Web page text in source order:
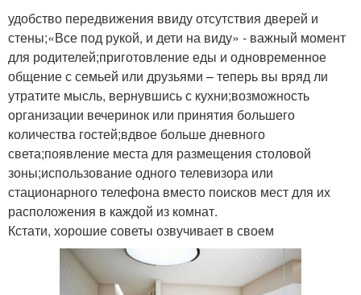
удобство передвижения ввиду отсутствия дверей и
стены;«Все под рукой, и дети на виду» - важный момент
для родителей;приготовление еды и одновременное
общение с семьей или друзьями – теперь вы вряд ли
утратите мысль, вернувшись с кухни;возможность
организации вечеринок или принятия большего
количества гостей;вдвое больше дневного
света;появление места для размещения столовой
зоны;использование одного телевизора или
стационарного телефона вместо поисков мест для их
расположения в каждой из комнат.
Кстати, хорошие советы озвучивает в своем